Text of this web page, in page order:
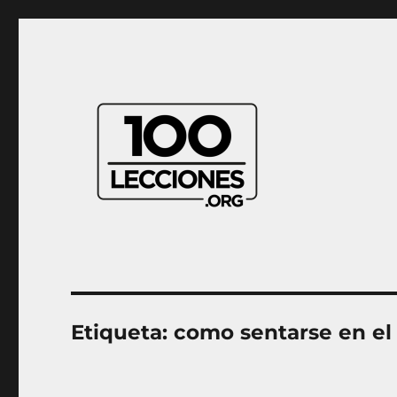
Etiqueta:como sentarse en